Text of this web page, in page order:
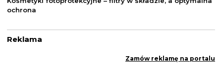
ochrona
Reklama
Zamów reklamę na portalu